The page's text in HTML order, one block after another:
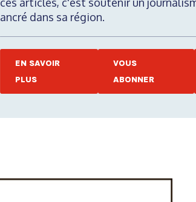
ancré dans sa région.
EN SAVOIR
PLUS
VOUS
ABONNER